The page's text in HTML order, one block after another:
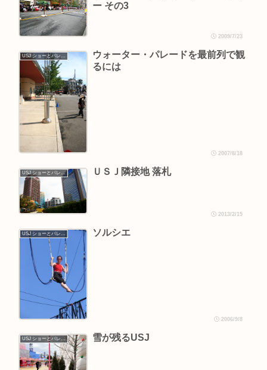
ー その3
2009/7/23
USJ ショーとパレード
ウォーター・パレードを最前列で観
るには
2007/8/18
USJ ショーとパレード ＵＳＪ隣接地 落札
2013/2/15
ソルシエ
2006/9/8
USJ ショーとパレード 雪が残るUSJ